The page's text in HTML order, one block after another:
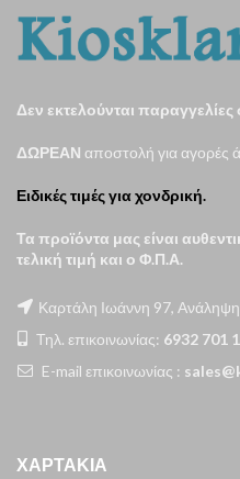
Δεν εκτελούνται
ΔΩΡΕΑΝ αποστολή για αγορές
Ειδικές τιμές για χονδρική.
Τα προϊόντα μας είναι
τελική τιμή και ο Φ.Π.Α.
Καρτάλη Ιωάννη 97,
Τηλ. επικοινωνίας: 6932 701
E-mail επικοινωνίας :
ΧΑΡΤΆΚΙΑ